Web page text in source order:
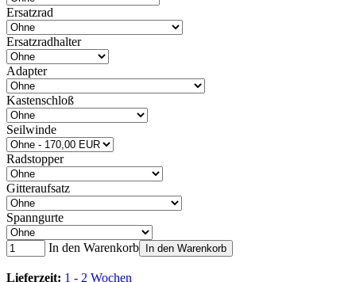
Ersatzrad
Ersatzradhalter
Adapter
Kastenschloß
Seilwinde
Radstopper
Gitteraufsatz
Spanngurte
In den Warenkorb In den Warenkorb
Lieferzeit: 1 - 2 Wochen